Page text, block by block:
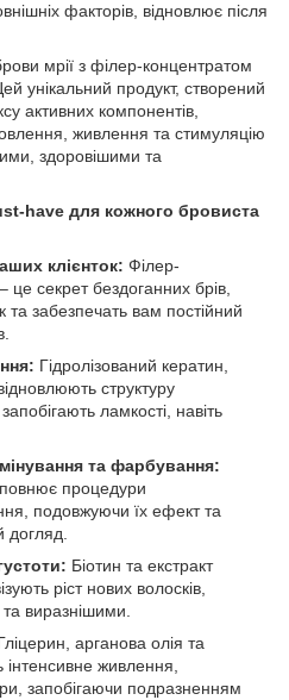
факторів, відновлює після
мрії з філер-концентратом
унікальний продукт, створений
активних компонентів,
живлення та стимуляцію
здоровішими та
have для кожного бровиста
клієнток: Філер-
це секрет бездоганних брів,
та забезпечать вам постійний
Гідролізований кератин,
структуру
ламкості, навіть
та фарбування:
процедури
подовжуючи їх ефект та
догляд.
Біотин та екстракт
ріст нових волосків,
виразнішими.
арганова олія та
інтенсивне живлення,
запобігаючи подразненням